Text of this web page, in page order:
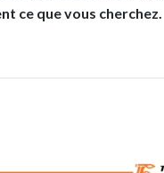
ce que vous cherchez.